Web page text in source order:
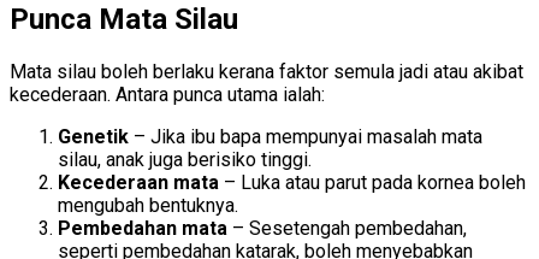
Punca Mata Silau
Mata silau boleh berlaku kerana faktor semula jadi atau akibat
kecederaan. Antara punca utama ialah:
Genetik – Jika ibu bapa mempunyai masalah mata
silau, anak juga berisiko tinggi.
Kecederaan mata – Luka atau parut pada kornea boleh
mengubah bentuknya.
Pembedahan mata – Sesetengah pembedahan,
seperti pembedahan katarak, boleh menyebabkan